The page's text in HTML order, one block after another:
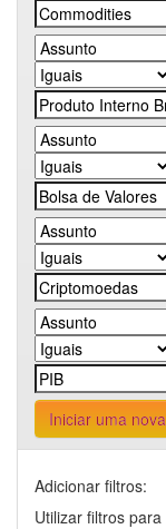
Iniciar uma
Adicionar filtros:
Utilizar filtros